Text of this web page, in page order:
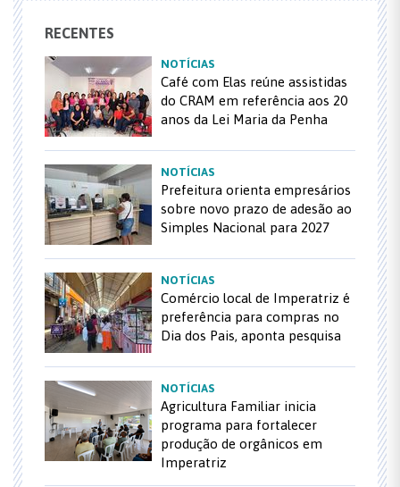
RECENTES
NOTÍCIAS
Café com Elas reúne assistidas
do CRAM em referência aos 20
anos da Lei Maria da Penha
NOTÍCIAS
Prefeitura orienta empresários
sobre novo prazo de adesão ao
Simples Nacional para 2027
NOTÍCIAS
Comércio local de Imperatriz é
preferência para compras no
Dia dos Pais, aponta pesquisa
NOTÍCIAS
Agricultura Familiar inicia
programa para fortalecer
produção de orgânicos em
Imperatriz